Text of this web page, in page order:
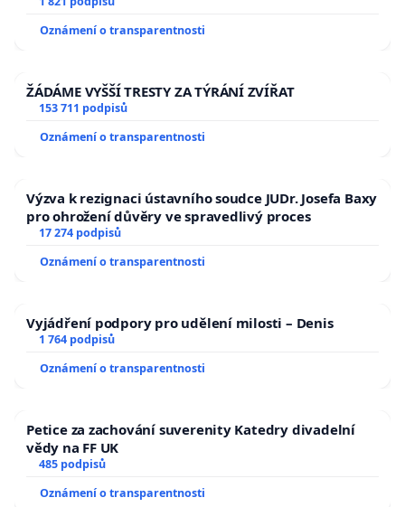
Oznámení o transparentnosti
ŽÁDÁME VYŠŠÍ TRESTY ZA TÝRÁNÍ ZVÍŘAT
153 711 podpisů
Oznámení o transparentnosti
Výzva k rezignaci ústavního soudce JUDr. Josefa Baxy
pro ohrožení důvěry ve spravedlivý proces
17 274 podpisů
Oznámení o transparentnosti
Vyjádření podpory pro udělení milosti – Denis
1 764 podpisů
Oznámení o transparentnosti
Petice za zachování suverenity Katedry divadelní
vědy na FF UK
485 podpisů
Oznámení o transparentnosti